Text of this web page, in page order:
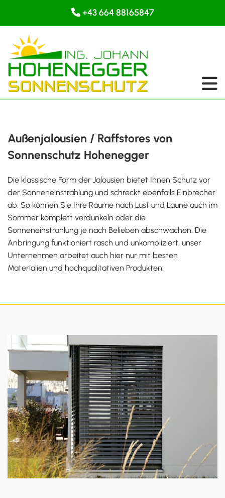
 +43 664 88165847
Außenjalousien / Raffstores von
Sonnenschutz Hohenegger
Die klassische Form der Jalousien bietet Ihnen Schutz vor
der Sonneneinstrahlung und schreckt ebenfalls Einbrecher
ab. So können Sie Ihre Räume nach Lust und Laune auch im
Sommer komplett verdunkeln oder die
Sonneneinstrahlung je nach Belieben abschwächen. Die
Anbringung funktioniert rasch und unkompliziert, unser
Unternehmen arbeitet auch hier nur mit besten
Materialien und hochqualitativen Produkten.